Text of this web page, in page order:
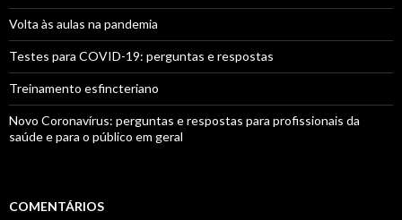
Volta às aulas na pandemia
Testes para COVID-19: perguntas e respostas
Treinamento esfincteriano
Novo Coronavírus: perguntas e respostas para profissionais da
saúde e para o público em geral
COMENTÁRIOS